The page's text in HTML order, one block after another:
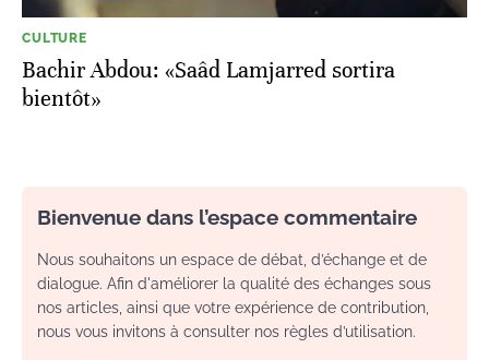
CULTURE
Bachir Abdou: «Saâd Lamjarred sortira
bientôt»
Bienvenue dans l’espace commentaire
Nous souhaitons un espace de débat, d’échange et de
dialogue. Afin d'améliorer la qualité des échanges sous
nos articles, ainsi que votre expérience de contribution,
nous vous invitons à consulter nos règles d’utilisation.